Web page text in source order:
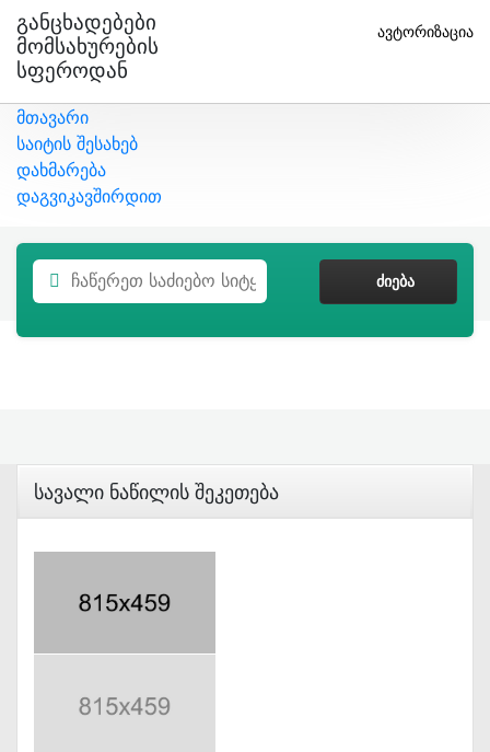
Განცხადებები
Მომსახურების
Სფეროდან
ავტორიზაცია
მთავარი
საიტის შესახებ
დახმარება
დაგვიკავშირდით
ᲫᲘᲔᲑᲐ
Სავალი Ნაწილის Შეკეთება